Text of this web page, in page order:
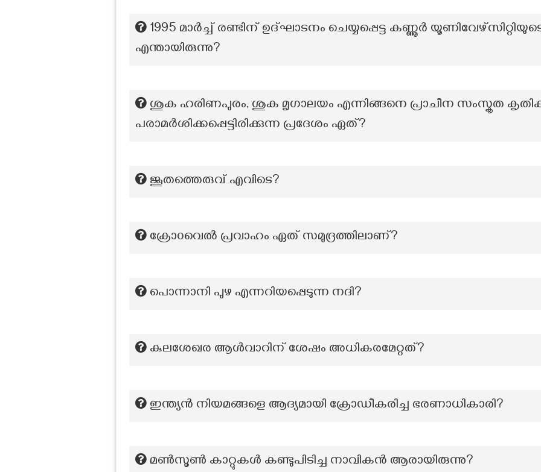
1995 മാർച്ച് രണ്ടിന് ഉദ്ഘാടനം ചെയ്യപ്പെട്ട കണ്ണൂർ
എന്തായിരുന്നു?
ശുക ഹരിണപുരം, ശുക മൃഗാലയം എന്നിങ്ങനെ പ്രാചീന സംസ്കൃത
പരാമർശിക്കപ്പെട്ടിരിക്കുന്ന പ്രദേശം ഏത്?
ജൂതത്തെരുവ് എവിടെ?
ക്രോ൦വെൽ പ്രവാഹം ഏത് സമുദ്രത്തിലാണ്?
പൊന്നാനി പുഴ എന്നറിയപ്പെടുന്ന നദി?
കുലശേഖര ആൾവാറിന് ശേഷം അധികരമേറ്റത്?
ഇന്ത്യൻ നിയമങ്ങളെ ആദ്യമായി ക്രോഡീകരിച്ച ഭരണാധികാരി?
മണ്‍സൂണ്‍ കാറ്റുകൾ കണ്ടുപിടിച്ച നാവികൻ ആരായിരുന്നു?